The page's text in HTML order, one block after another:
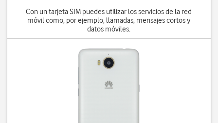
Con un tarjeta SIM puedes utilizar los servicios de la red
móvil como, por ejemplo, llamadas, mensajes cortos y
datos móviles.